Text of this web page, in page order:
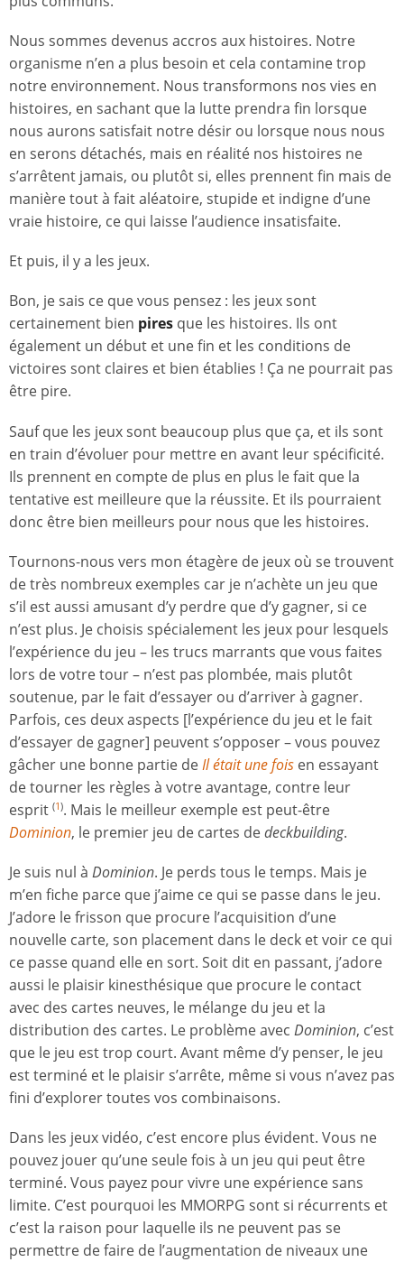
Nous sommes devenus accros aux histoires. Notre
organisme n’en a plus besoin et cela contamine trop
notre environnement. Nous transformons nos vies en
histoires, en sachant que la lutte prendra fin lorsque
nous aurons satisfait notre désir ou lorsque nous nous
en serons détachés, mais en réalité nos histoires ne
s’arrêtent jamais, ou plutôt si, elles prennent fin mais de
manière tout à fait aléatoire, stupide et indigne d’une
vraie histoire, ce qui laisse l’audience insatisfaite.
Et puis, il y a les jeux.
Bon, je sais ce que vous pensez : les jeux sont
certainement bien pires que les histoires. Ils ont
également un début et une fin et les conditions de
victoires sont claires et bien établies ! Ça ne pourrait pas
être pire.
Sauf que les jeux sont beaucoup plus que ça, et ils sont
en train d’évoluer pour mettre en avant leur spécificité.
Ils prennent en compte de plus en plus le fait que la
tentative est meilleure que la réussite. Et ils pourraient
donc être bien meilleurs pour nous que les histoires.
Tournons-nous vers mon étagère de jeux où se trouvent
de très nombreux exemples car je n’achète un jeu que
s’il est aussi amusant d’y perdre que d’y gagner, si ce
n’est plus. Je choisis spécialement les jeux pour lesquels
l’expérience du jeu – les trucs marrants que vous faites
lors de votre tour – n’est pas plombée, mais plutôt
soutenue, par le fait d’essayer ou d’arriver à gagner.
Parfois, ces deux aspects [l’expérience du jeu et le fait
d’essayer de gagner] peuvent s’opposer – vous pouvez
gâcher une bonne partie deIl était une fois en essayant
de tourner les règles à votre avantage, contre leur
esprit (1). Mais le meilleur exemple est peut-être
Dominion, le premier jeu de cartes dedeckbuilding.
Je suis nul à Dominion. Je perds tous le temps. Mais je
m’en fiche parce que j’aime ce qui se passe dans le jeu.
J’adore le frisson que procure l’acquisition d’une
nouvelle carte, son placement dans le deck et voir ce qui
ce passe quand elle en sort. Soit dit en passant, j’adore
aussi le plaisir kinesthésique que procure le contact
avec des cartes neuves, le mélange du jeu et la
distribution des cartes. Le problème avec Dominion, c’est
que le jeu est trop court. Avant même d’y penser, le jeu
est terminé et le plaisir s’arrête, même si vous n’avez pas
fini d’explorer toutes vos combinaisons.
Dans les jeux vidéo, c’est encore plus évident. Vous ne
pouvez jouer qu’une seule fois à un jeu qui peut être
terminé. Vous payez pour vivre une expérience sans
limite. C’est pourquoi les MMORPG sont si récurrents et
c’est la raison pour laquelle ils ne peuvent pas se
permettre de faire de l’augmentation de niveaux une